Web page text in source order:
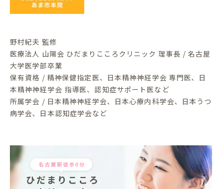
野村紀夫 監修
医療法人 山陽会 ひだまりこころクリニック 理事長 / 名古屋
大学医学部卒業
保有資格 / 精神保健指定医、日本精神神経学会 専門医、日
本精神神経学会 指導医、認知症サポート医など
所属学会 / 日本精神神経学会、日本心療内科学会、日本うつ
病学会、日本認知症学会など